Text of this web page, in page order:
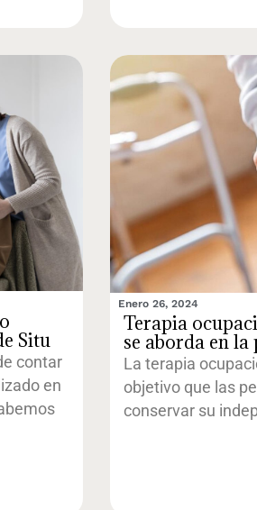
Situ
contar
en
Enero 26, 2024
Terapia
se aborda en
La terapia
objetivo que las
conservar su